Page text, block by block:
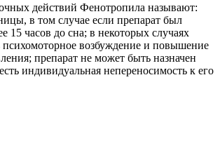
действий Фенотропила называют:
в том случае если препарат был
15 часов до сна; в некоторых случаях
психомоторное возбуждение и повышение
препарат не может быть назначен
индивидуальная непереносимость к его